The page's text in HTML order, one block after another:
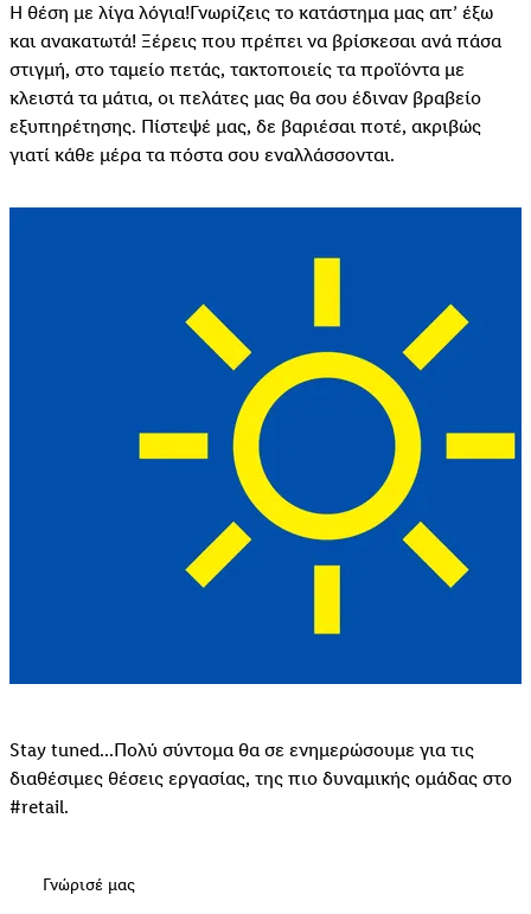
Η θέση με λίγα λόγια!Γνωρίζεις το κατάστημα μας απ’ έξω
και ανακατωτά! Ξέρεις που πρέπει να βρίσκεσαι ανά πάσα
στιγμή, στο ταμείο πετάς, τακτοποιείς τα προϊόντα με
κλειστά τα μάτια, οι πελάτες μας θα σου έδιναν βραβείο
εξυπηρέτησης. Πίστεψέ μας, δε βαριέσαι ποτέ, ακριβώς
γιατί κάθε μέρα τα πόστα σου εναλλάσσονται.
Stay tuned...Πολύ σύντομα θα σε ενημερώσουμε για τις
διαθέσιμες θέσεις εργασίας, της πιο δυναμικής ομάδας στο
#retail.
Γνώρισέ μας